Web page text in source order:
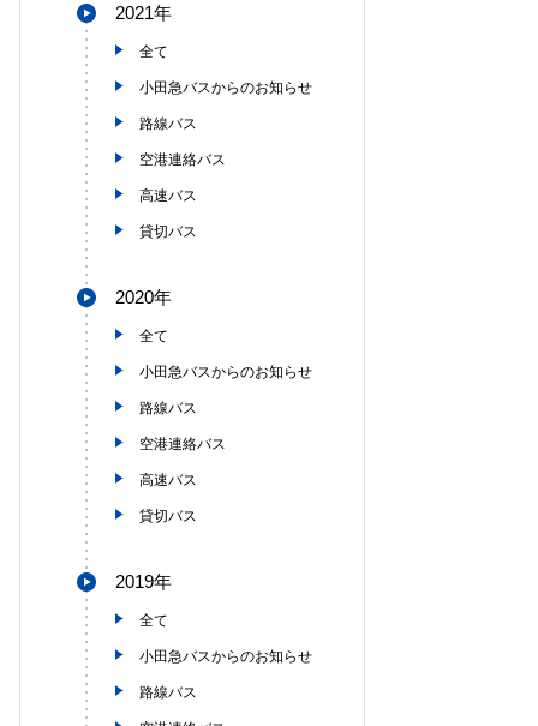
2021年
全て
小田急バスからのお知らせ
路線バス
空港連絡バス
高速バス
貸切バス
2020年
全て
小田急バスからのお知らせ
路線バス
空港連絡バス
高速バス
貸切バス
2019年
全て
小田急バスからのお知らせ
路線バス